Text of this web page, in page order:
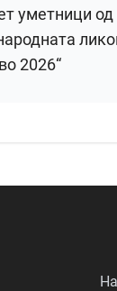
уметници од
2026“